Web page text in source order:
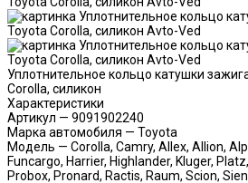
Уплотнительное кольцо катушки
Corolla, силикон
Характеристики
Артикул — 9091902240
Марка автомобиля — Toyota
Модель — Corolla, Camry, Allex, Allion,
Funcargo, Harrier, Highlander, Kluger,
Probox, Pronard, Ractis, Raum, Scion,